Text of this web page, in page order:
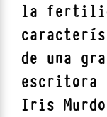
la
de una
escritora
Iris